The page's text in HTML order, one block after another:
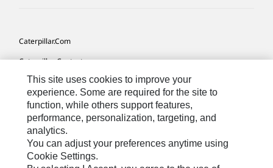
Caterpillar.com
Caterpillar Contacto
Mis Preferencias De Marketing
Site Map
Cookie Settings
Legal
Privacy
This site uses cookies to improve your
experience. Some are required for the site to
function, while others support features,
performance, personalization, targeting, and
analytics.
You can adjust your preferences anytime using
Cookie Settings.